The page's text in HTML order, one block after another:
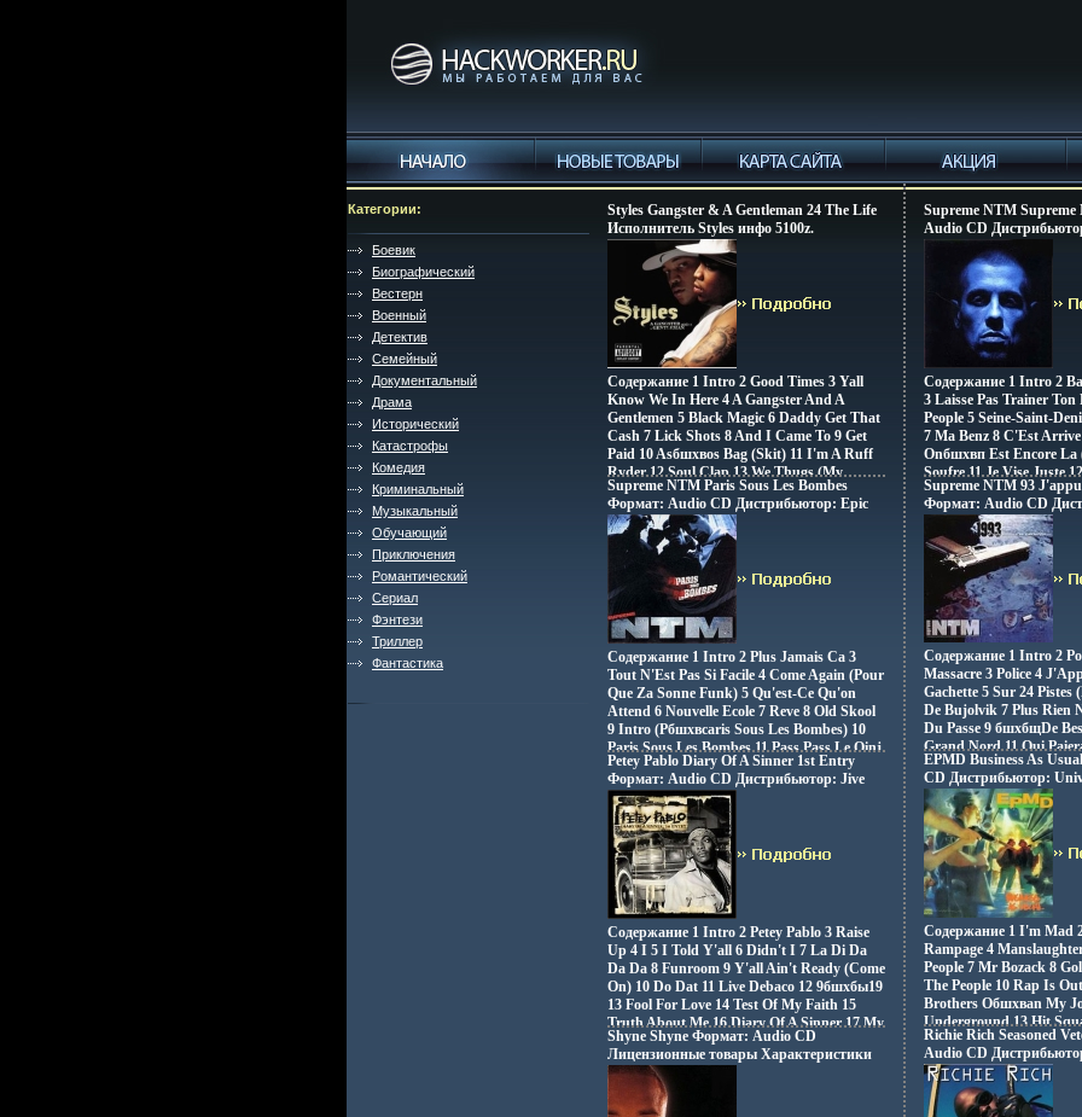
Категории:
Боевик
Биографический
Вестерн
Военный
Детектив
Семейный
Документальный
Драма
Исторический
Катастрофы
Комедия
Криминальный
Музыкальный
Обучающий
Приключения
Романтический
Сериал
Фэнтези
Триллер
Фантастика
Styles Gangster & A Gentleman 24 The Life
Исполнитель Styles инфо 5100z.
Содержание 1 Intro 2 Good Times 3 Yall
Know We In Here 4 A Gangster And A
Gentlemen 5 Black Magic 6 Daddy Get That
Cash 7 Lick Shots 8 And I Came To 9 Get
Paid 10 Asбшхвоs Bag (Skit) 11 I'm A Ruff
Ryder 12 Soul Clap 13 We Thugs (My
Niggas) 14 Styles 15 Barbershop (Skit) 16
Listen 17 Niggas Flippin (Skit) 18 Yall Don't
Wanna Fuck 19 Shit Done Changed (Skit)
20 Nobody Believes Me 21 Dedication
вжяуг(Skit) 22 My Brother 23 Outro 24 The
Life Исполнитель Styles.
Supreme NTM Paris Sous Les Bombes
Формат: Audio CD Дистрибьютор: Epic
Лицензионные товары Характеристики
аудионосителей 1996 г Альбом:
Импортное издание инфо 5102z.
Содержание 1 Intro 2 Plus Jamais Ca 3
Tout N'Est Pas Si Facile 4 Come Again (Pour
Que Za Sonne Funk) 5 Qu'est-Ce Qu'on
Attend 6 Nouvelle Ecole 7 Reve 8 Old Skool
9 Intro (Pбшхвсaris Sous Les Bombes) 10
Paris Sous Les Bombes 11 Pass Pass Le Oinj
12 Qui Paiera Les Degats? (Remix DJ Clyde)
13 Sista B (Intermede) 14 Est-Ce La Vie Ou
Moi 15 Fievre 16 Popopop II 17 Outro 18
Come Again 2 19 Affirmative Actionвжяуй
Исполнитель "Supreme NTM".
Petey Pablo Diary Of A Sinner 1st Entry
Формат: Audio CD Дистрибьютор: Jive
Лицензионные товары Характеристики
аудионосителей 2004 г Альбом:
Импортное издание инфо 5104z.
Содержание 1 Intro 2 Petey Pablo 3 Raise
Up 4 I 5 I Told Y'all 6 Didn't I 7 La Di Da
Da Da 8 Funroom 9 Y'all Ain't Ready (Come
On) 10 Do Dat 11 Live Debaco 12 9бшхбы19
13 Fool For Love 14 Test Of My Faith 15
Truth About Me 16 Diary Of A Sinner 17 My
Testimonoy 18 Raise Up (All Cities Remix)
Исполнитель Пети Пабло Petey Pablo.
Shyne Shyne Формат: Audio CD
Лицензионные товары Характеристики
аудионосителей 2006 г Альбом:
Импортное издание инфо 5106z.
Supreme NTM
Audio CD
Лицензионные товары
аудионосителей 1998 г
Импортное издание
Содержание 1 Intro 2
3 Laisse Pas Trainer
People 5 Seine-Saint-
7 Ma Benz 8 C'Est
Onбшхвп Est Encore La
Soufre 11 Je Vise Juste
Respire 14 On Est
Hardcore Sur Le Beat
Исполнитель "Supreme
Supreme NTM 93
Формат: Audio CD
Лицензионные товары
аудионосителей 1993 г
Импортное издание
Содержание 1 Intro 2
Massacre 3 Police 4
Gachette 5 Sur 24 Pistes
De Bujolvik 7 Plus Rien
Du Passe 9 бшхбщDe
Grand Nord 11 Qui
Juste Pour Le Fun 13
Ntmeo Radio 15
C'est, Clair, Pt 2 17
Исполнитель "Supreme
EPMD Business As
CD Дистрибьютор:
Лицензионные товары
аудионосителей 2006 г
Импортное издание
Содержание 1 I'm Mad
Rampage 4
People 7 Mr Bozack 8
The People 10 Rap Is
Brothers Oбшхваn My
Underground 13 Hit
Piano Исполнитель
Richie Rich Seasoned
Audio CD
Лицензионные товары
аудионосителей 1996 г
Импортное издание